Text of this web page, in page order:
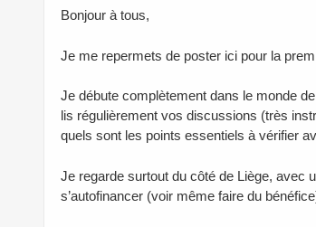
Bonjour à tous,
Je me repermets de poster ici pour la
Je débute complètement dans le monde
lis régulièrement vos discussions (très
quels sont les points essentiels à vérifier
Je regarde surtout du côté de Liège, avec
s’autofinancer (voir même faire du